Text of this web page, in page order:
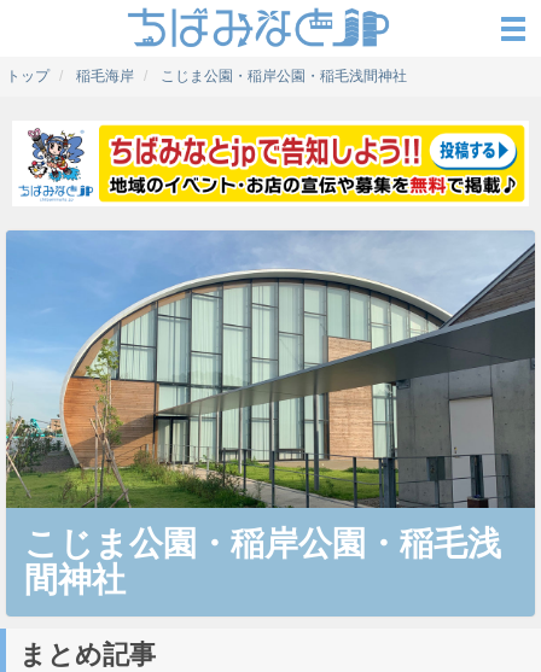
トップ 稲毛海岸 こじま公園・稲岸公園・稲毛浅間神社
こじま公園・稲岸公園・稲毛浅
間神社
まとめ記事